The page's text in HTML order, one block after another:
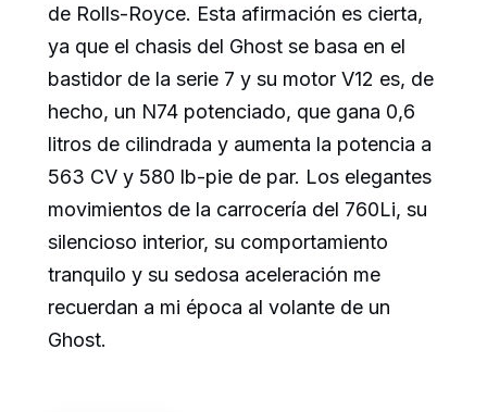
de Rolls-Royce. Esta afirmación es cierta,
ya que el chasis del Ghost se basa en el
bastidor de la serie 7 y su motor V12 es, de
hecho, un N74 potenciado, que gana 0,6
litros de cilindrada y aumenta la potencia a
563 CV y 580 lb-pie de par. Los elegantes
movimientos de la carrocería del 760Li, su
silencioso interior, su comportamiento
tranquilo y su sedosa aceleración me
recuerdan a mi época al volante de un
Ghost.